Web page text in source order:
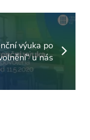
výuka po
u nás